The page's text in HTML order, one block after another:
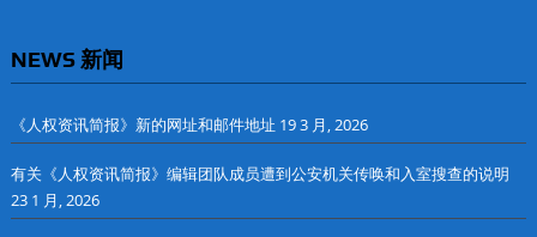
NEWS 新闻
《人权资讯简报》新的网址和邮件地址 19 3 月, 2026
有关《人权资讯简报》编辑团队成员遭到公安机关传唤和入室搜查的说明
23 1 月, 2026